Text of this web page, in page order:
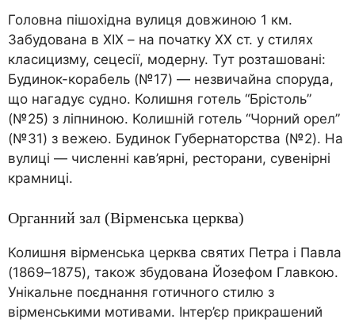
Головна пішохідна вулиця довжиною 1 км.
Забудована в XIX – на початку XX ст. у стилях
класицизму, сецесії, модерну. Тут розташовані:
Будинок-корабель (№17) — незвичайна споруда,
що нагадує судно. Колишня готель “Брістоль”
(№25) з ліпниною. Колишній готель “Чорний орел”
(№31) з вежею. Будинок Губернаторства (№2). На
вулиці — численні кав’ярні, ресторани, сувенірні
крамниці.
Органний зал (Вірменська церква)
Колишня вірменська церква святих Петра і Павла
(1869–1875), також збудована Йозефом Главкою.
Унікальне поєднання готичного стилю з
вірменськими мотивами. Інтер’єр прикрашений